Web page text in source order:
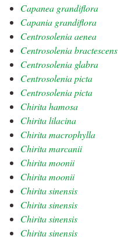
Capanea grandiflora
Capania grandiflora
Centrosolenia aenea
Centrosolenia bractescens
Centrosolenia glabra
Centrosolenia picta
Centrosolenia picta
Chirita hamosa
Chirita lilacina
Chirita macrophylla
Chirita marcanii
Chirita moonii
Chirita moonii
Chirita sinensis
Chirita sinensis
Chirita sinensis
Chirita sinensis